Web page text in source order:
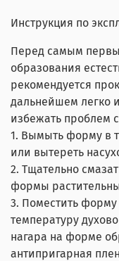
Перед самым
образования
рекомендуется
дальнейшем легко
избежать проблем
1. Вымыть форму в
или вытереть
2. Тщательно
формы
3. Поместить
температуру
нагара на форме
антипригарная